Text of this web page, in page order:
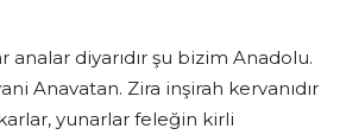
analar diyarıdır şu bizim Anadolu.
Anavatan. Zira inşirah kervanıdır
yunarlar feleğin kirli